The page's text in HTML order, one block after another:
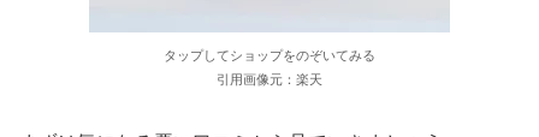
タップしてショップをのぞいてみる
引用画像元：楽天